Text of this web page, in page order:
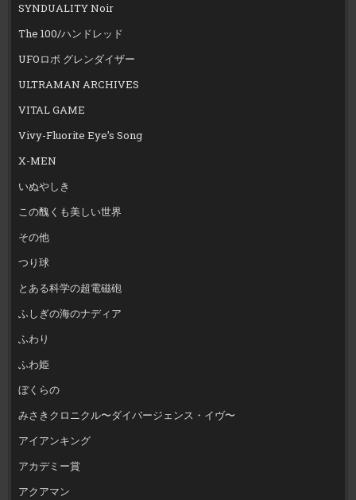
SYNDUALITY Noir
The 100/ハンドレッド
UFOロボ グレンダイザー
ULTRAMAN ARCHIVES
VITAL GAME
Vivy-Fluorite Eye’s Song
X-MEN
いぬやしき
この醜くも美しい世界
その他
つり球
とある科学の超電磁砲
ふしぎの海のナディア
ふわり
ふわ姫
ぼくらの
みさきクロニクル〜ダイバージェンス・イヴ〜
アイアンキング
アカデミー賞
アクアマン